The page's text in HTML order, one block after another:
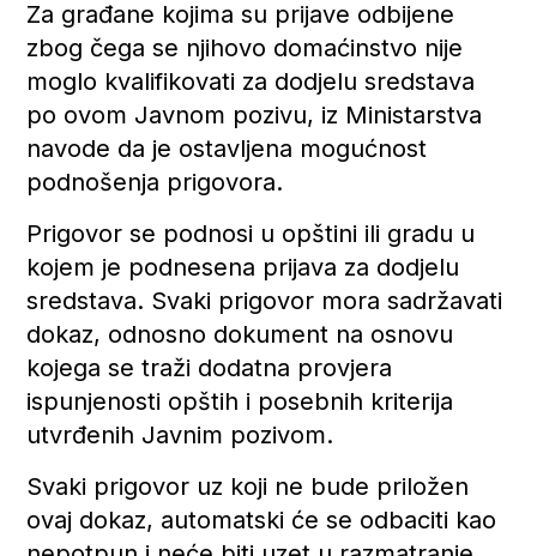
Za građane kojima su prijave odbijene
zbog čega se njihovo domaćinstvo nije
moglo kvalifikovati za dodjelu sredstava
po ovom Javnom pozivu, iz Ministarstva
navode da je ostavljena mogućnost
podnošenja prigovora.
Prigovor se podnosi u opštini ili gradu u
kojem je podnesena prijava za dodjelu
sredstava. Svaki prigovor mora sadržavati
dokaz, odnosno dokument na osnovu
kojega se traži dodatna provjera
ispunjenosti opštih i posebnih kriterija
utvrđenih Javnim pozivom.
Svaki prigovor uz koji ne bude priložen
ovaj dokaz, automatski će se odbaciti kao